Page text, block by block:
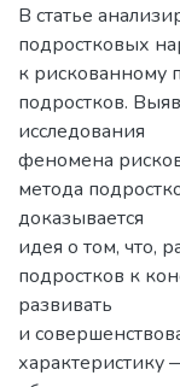
В статье
подростковых
к рискованному
подростков.
исследования
феномена
метода
доказывается
идея о том, что,
подростков к
развивать
и
характеристику